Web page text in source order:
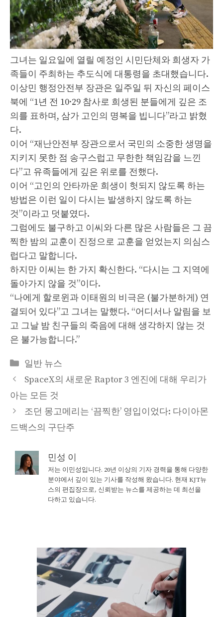
그녀는 일요일에 열릴 예정인 시민단체와 희생자 가
족들이 주최하는 추도식에 대통령을 초대했습니다.
이상민 행정안전부 장관은 일주일 뒤 자신의 페이스
북에 “1년 전 10·29 참사로 희생된 분들에게 깊은 조
의를 표하며, 삼가 고인의 명복을 빕니다”라고 밝혔
다.
이어 “재난안전부 장관으로서 국민의 소중한 생명을
지키지 못한 점 송구스럽고 무한한 책임감을 느낀
다”고 유족들에게 깊은 위로를 전했다.
이어 “고인의 안타까운 희생이 헛되지 않도록 하는
방법은 이런 일이 다시는 발생하지 않도록 하는
것”이라고 덧붙였다.
그럼에도 불구하고 이씨와 다른 많은 사람들은 그 끔
찍한 밤의 교훈이 진정으로 교훈을 얻었는지 의심스
럽다고 말합니다.
하지만 이씨는 한 가지 확신한다. “다시는 그 지역에
돌아가지 않을 것”이다.
“나에게 할로윈과 이태원의 비극은 (불가분하게) 연
결되어 있다”고 그녀는 말했다. “어디서나 알림을 보
고 그날 밤 친구들의 죽음에 대해 생각하지 않는 것
은 불가능합니다.”
Categories
일반 뉴스
SpaceX의 새로운 Raptor 3 엔진에 대해 우리가
아는 모든 것
조던 몽고메리는 ‘끔찍한’ 영입이었다: 다이아몬
드백스의 구단주
민성 이
저는 이민성입니다. 20년 이상의 기자 경력을 통해 다양한
분야에서 깊이 있는 기사를 작성해 왔습니다. 현재 KJT뉴
스의 편집장으로, 신뢰받는 뉴스를 제공하는 데 최선을
다하고 있습니다.